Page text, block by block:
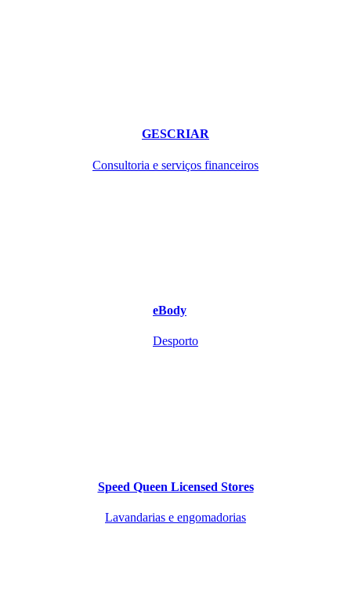
GESCRIAR
Consultoria e serviços financeiros
eBody
Desporto
Speed Queen Licensed Stores
Lavandarias e engomadorias